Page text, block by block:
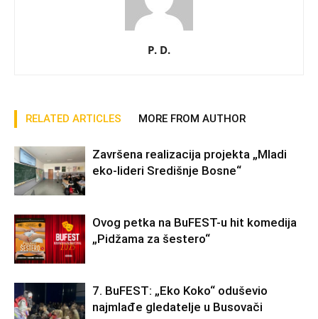
P. D.
RELATED ARTICLES MORE FROM AUTHOR
Završena realizacija projekta „Mladi
eko-lideri Središnje Bosne“
Ovog petka na BuFEST-u hit komedija
„Pidžama za šestero“
7. BuFEST: „Eko Koko“ oduševio
najmlađe gledatelje u Busovači